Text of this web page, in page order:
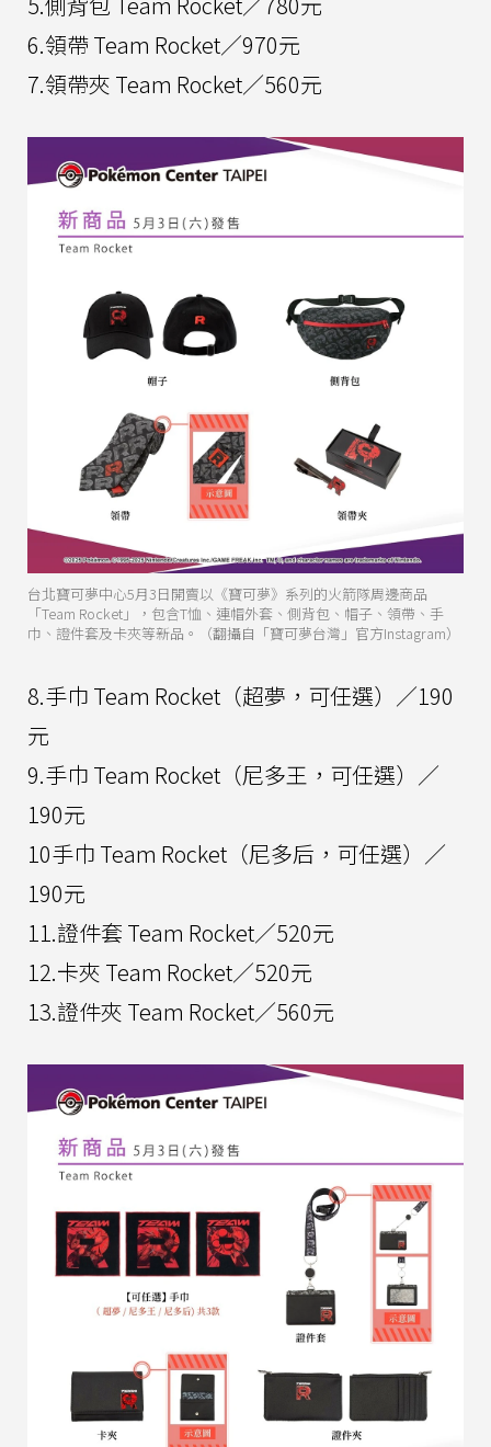
6.領帶 Team Rocket／970元
7.領帶夾 Team Rocket／560元
台北寶可夢中心5月3日開賣以《寶可夢》系列的火箭隊周邊商品
「Team Rocket」，包含T恤、連帽外套、側背包、帽子、領帶、手
巾、證件套及卡夾等新品。（翻攝自「寶可夢台灣」官方Instagram）
8.手巾 Team Rocket（超夢，可任選）／190
元
9.手巾 Team Rocket（尼多王，可任選）／
190元
10手巾 Team Rocket（尼多后，可任選）／
190元
11.證件套 Team Rocket／520元
12.卡夾 Team Rocket／520元
13.證件夾 Team Rocket／560元